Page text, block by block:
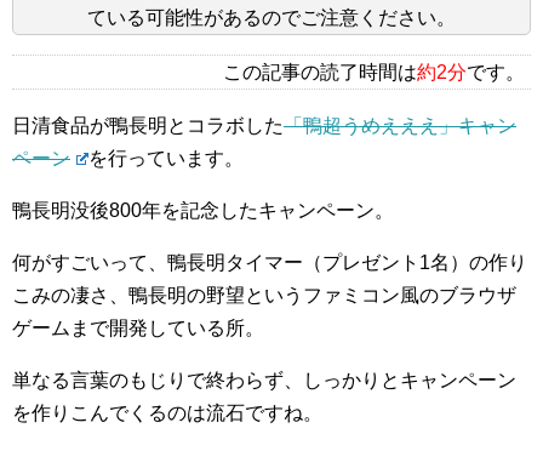
ている可能性があるのでご注意ください。
この記事の読了時間は約2分です。
日清食品が鴨長明とコラボした「鴨超うめえええ」キャン
ペーン
を行っています。
鴨長明没後800年を記念したキャンペーン。
何がすごいって、鴨長明タイマー（プレゼント1名）の作り
こみの凄さ、鴨長明の野望というファミコン風のブラウザ
ゲームまで開発している所。
単なる言葉のもじりで終わらず、しっかりとキャンペーン
を作りこんでくるのは流石ですね。